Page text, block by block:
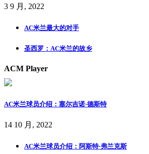
3 9 月, 2022
AC米兰最大的对手
圣西罗：AC米兰的故乡
ACM Player
AC米兰球员介绍：塞尔吉诺·德斯特
14 10 月, 2022
AC米兰球员介绍：阿斯特·弗兰克斯